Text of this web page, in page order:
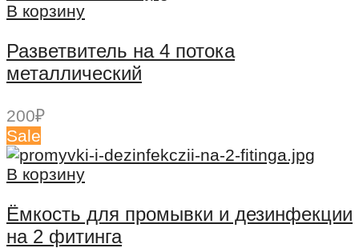
В корзину
Разветвитель на 4 потока
металлический
200₽
Sale
В корзину
Ёмкость для промывки и дезинфекции
на 2 фитинга